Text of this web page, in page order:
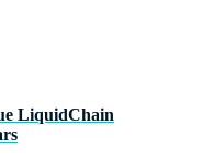
LiquidChain